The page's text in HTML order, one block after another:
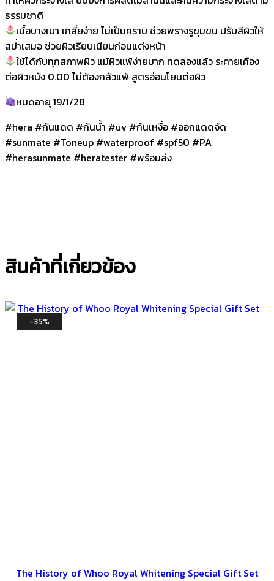
ธรรมชาติ
เนื้อบางเบา เกลี่ยง่าย ไม่เป็นคราบ ช่วยพรางรูขุมขน ปรับสีผิวให้
สม่ำเสมอ ช่วยผิวเรียบเนียนก่อนแต่งหน้า
ใช้ได้กับทุกสภาพผิว แม้ผิวแพ้ง่ายมาก ทดลองแล้ว ระคายเคือง
ต่อผิวหนัง 0.00 ไม่ต้องกลัวแพ้ สูตรอ่อนโยนต่อผิว
หมดอายุ 19/1/28
#hera #กันแดด #กันน้ำ #uv #กันเหงื่อ #ออกแดดจัด
#sunmate #Toneup #waterproof #spf50 #PA
#herasunmate #heratester #พร้อมส่ง
สินค้าที่เกี่ยวข้อง
-35%
The History of Whoo Royal Whitening Special Gift Set